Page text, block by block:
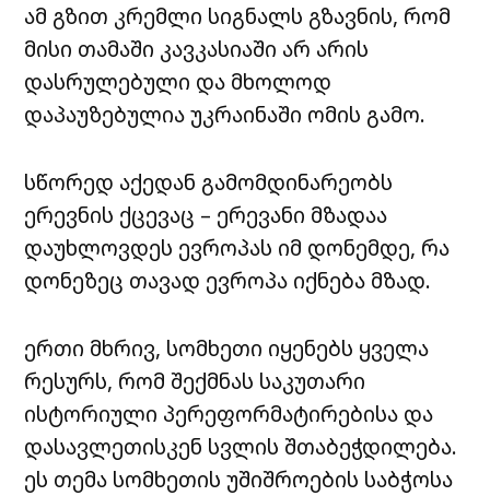
ამ გზით კრემლი სიგნალს გზავნის, რომ
მისი თამაში კავკასიაში არ არის
დასრულებული და მხოლოდ
დაპაუზებულია უკრაინაში ომის გამო.
სწორედ აქედან გამომდინარეობს
ერევნის ქცევაც – ერევანი მზადაა
დაუხლოვდეს ევროპას იმ დონემდე, რა
დონეზეც თავად ევროპა იქნება მზად.
ერთი მხრივ, სომხეთი იყენებს ყველა
რესურს, რომ შექმნას საკუთარი
ისტორიული პერეფორმატირებისა და
დასავლეთისკენ სვლის შთაბეჭდილება.
ეს თემა სომხეთის უშიშროების საბჭოსა